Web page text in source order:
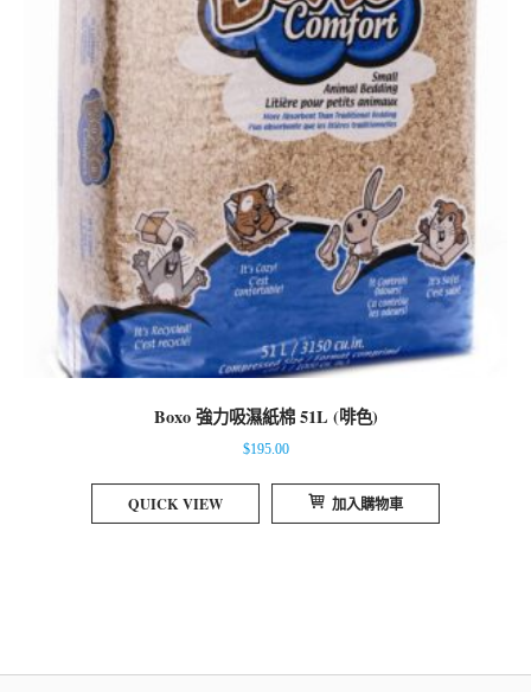
Boxo 強力吸濕紙棉 51L (啡色)
$195.00
QUICK VIEW 加入購物車